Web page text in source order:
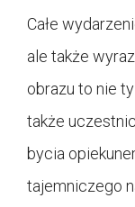
Całe
ale także
obrazu to nie
także
bycia
tajemniczego